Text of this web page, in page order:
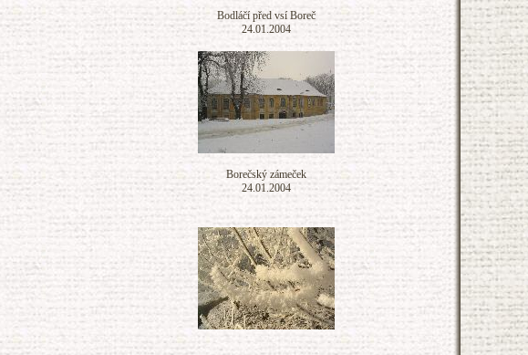
Bodláčí před vsí Boreč
24.01.2004
Borečský zámeček
24.01.2004